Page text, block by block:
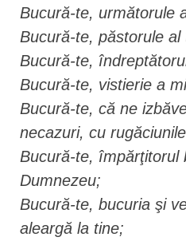
Bucură-te, următorule
Bucură-te, păstorule al
Bucură-te,
Bucură-te, vistierie a
Bucură-te, că ne
necazuri, cu
Bucură-te, împărţitorul
Dumnezeu;
Bucură-te, bucuria şi
aleargă la tine;